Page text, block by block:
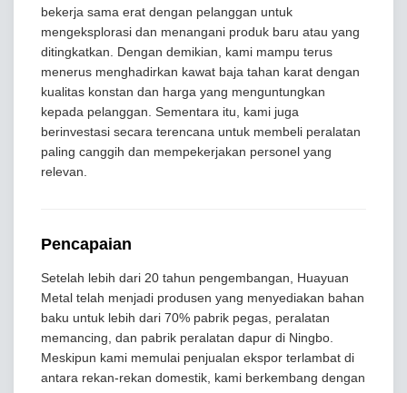
bekerja sama erat dengan pelanggan untuk
mengeksplorasi dan menangani produk baru atau yang
ditingkatkan. Dengan demikian, kami mampu terus
menerus menghadirkan kawat baja tahan karat dengan
kualitas konstan dan harga yang menguntungkan
kepada pelanggan. Sementara itu, kami juga
berinvestasi secara terencana untuk membeli peralatan
paling canggih dan mempekerjakan personel yang
relevan.
Pencapaian
Setelah lebih dari 20 tahun pengembangan, Huayuan
Metal telah menjadi produsen yang menyediakan bahan
baku untuk lebih dari 70% pabrik pegas, peralatan
memancing, dan pabrik peralatan dapur di Ningbo.
Meskipun kami memulai penjualan ekspor terlambat di
antara rekan-rekan domestik, kami berkembang dengan